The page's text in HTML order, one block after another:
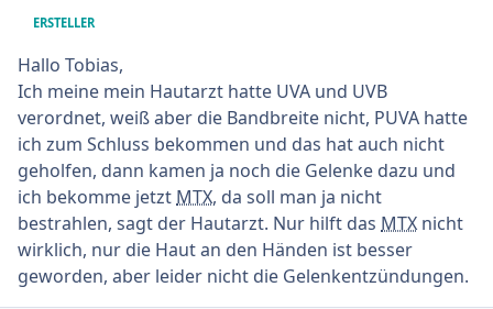
ERSTELLER
Hallo Tobias,
Ich meine mein Hautarzt hatte UVA und UVB
verordnet, weiß aber die Bandbreite nicht, PUVA hatte
ich zum Schluss bekommen und das hat auch nicht
geholfen, dann kamen ja noch die Gelenke dazu und
ich bekomme jetzt MTX, da soll man ja nicht
bestrahlen, sagt der Hautarzt. Nur hilft das MTX nicht
wirklich, nur die Haut an den Händen ist besser
geworden, aber leider nicht die Gelenkentzündungen.